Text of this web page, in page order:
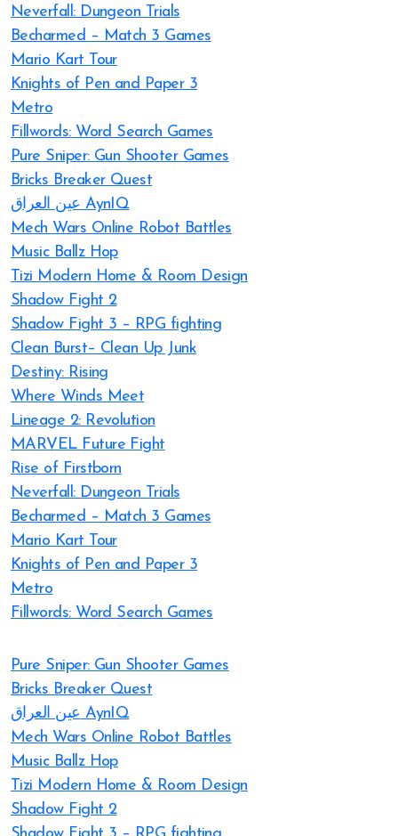
Neverfall: Dungeon Trials
Becharmed – Match 3 Games
Mario Kart Tour
Knights of Pen and Paper 3
Metro
Fillwords: Word Search Games
Pure Sniper: Gun Shooter Games
Bricks Breaker Quest
عين العراق AynIQ
Mech Wars Online Robot Battles
Music Ballz Hop
Tizi Modern Home & Room Design
Shadow Fight 2
Shadow Fight 3 – RPG fighting
Clean Burst– Clean Up Junk
Destiny: Rising
Where Winds Meet
Lineage 2: Revolution
MARVEL Future Fight
Rise of Firstborn
Neverfall: Dungeon Trials
Becharmed – Match 3 Games
Mario Kart Tour
Knights of Pen and Paper 3
Metro
Fillwords: Word Search Games
Pure Sniper: Gun Shooter Games
Bricks Breaker Quest
عين العراق AynIQ
Mech Wars Online Robot Battles
Music Ballz Hop
Tizi Modern Home & Room Design
Shadow Fight 2